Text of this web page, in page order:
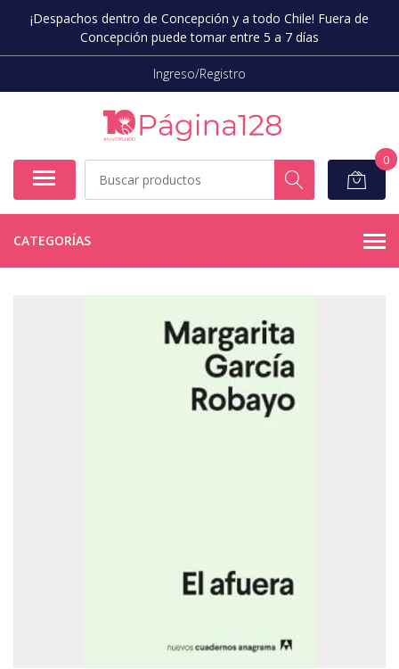
¡Despachos dentro de Concepción y a todo Chile! Fuera de
Concepción puede tomar entre 5 a 7 días
Ingreso/Registro
0
CATEGORÍAS